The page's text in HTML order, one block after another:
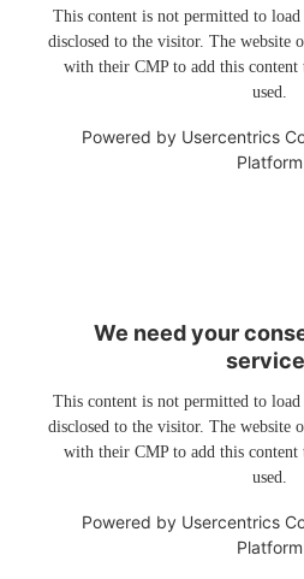
This content is not permitted to
disclosed to the visitor. The website
with their CMP to add this
used.
Powered by Usercentrics
Platform
We need your
This content is not permitted to
disclosed to the visitor. The website
with their CMP to add this
used.
Powered by Usercentrics
Platform